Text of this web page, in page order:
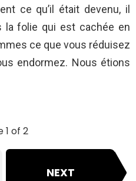
ce qu’il était devenu, il
la folie qui est cachée en
ce que vous réduisez
endormez. Nous étions
1 of 2
NEXT